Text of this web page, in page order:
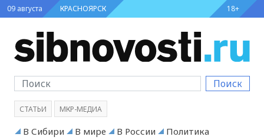
09 августа КРАСНОЯРСК 18+
Поиск
СТАТЬИ МКР-МЕДИА
В Сибири В мире В России
Политика